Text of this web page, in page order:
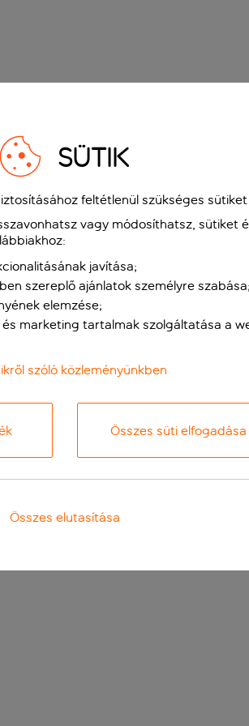
SÜTIK
feltétlenül szükséges sütiket
vagy módosíthatsz, sütiket
javítása;
szereplő ajánlatok személyre szabása;
elemzése;
marketing tartalmak szolgáltatása a
szóló közleményünkben
Összes süti elfogadása
Összes elutasítása